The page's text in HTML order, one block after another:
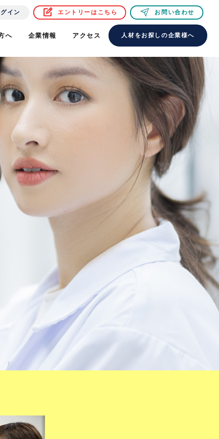
イン エントリーはこちら お問い合わせ
へ 企業情報 アクセス 人材をお探しの企業様へ